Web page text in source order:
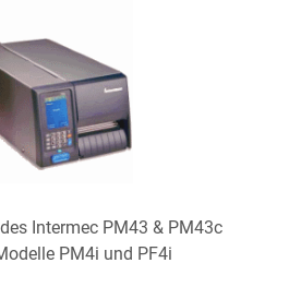
Intermec PM43 & PM43c
PM4i und PF4i